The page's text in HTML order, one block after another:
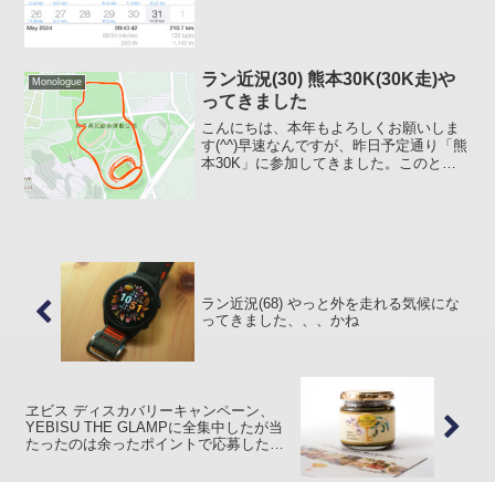
Monologue
ラン近況(30) 熊本30K(30K走)や
ってきました
こんにちは、本年もよろしくお願いしま
す(^^)早速なんですが、昨日予定通り「熊
本30K」に参加してきました。このとこ
ラン近況(68) やっと外を走れる気候にな
ってきました、、、かね
ヱビス ディスカバリーキャンペーン、
YEBISU THE GLAMPに全集中したが当
たったのは余ったポイントで応募した